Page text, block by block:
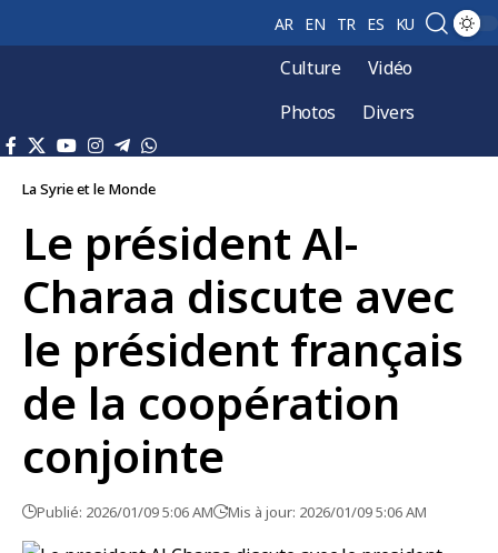
AR EN TR ES KU
Culture
Vidéo
Photos
Divers
La Syrie et le Monde
Le président Al-
Charaa discute avec
le président français
de la coopération
conjointe
Publié: 2026/01/09 5:06 AM Mis à jour: 2026/01/09 5:06 AM